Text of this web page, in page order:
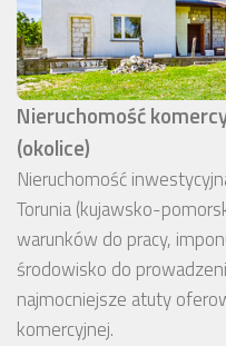
Nieruchomość
(okolice)
Nieruchomość
Torunia (kujawsko-
warunków do pracy,
środowisko do
najmocniejsze atuty
komercyjnej.